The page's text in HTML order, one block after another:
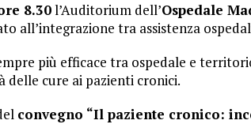
8.30l’Auditorium dell’Ospedale
all’integrazione tra assistenza
più efficace tra ospedale e
delle cure ai pazienti cronici.
convegno “Il paziente cronico: